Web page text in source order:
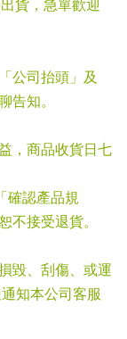
貨，急單歡迎
公司抬頭」及
告知。
，商品收貨日七
確認產品規
不接受退貨。
毀、刮傷、或運
知本公司客服